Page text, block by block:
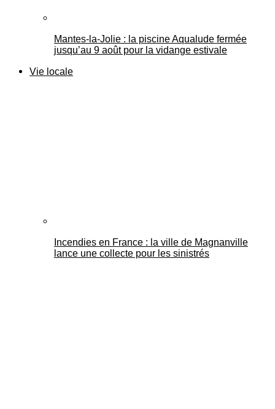
Mantes-la-Jolie : la piscine Aqualude fermée
jusqu’au 9 août pour la vidange estivale
Vie locale
Incendies en France : la ville de Magnanville
lance une collecte pour les sinistrés